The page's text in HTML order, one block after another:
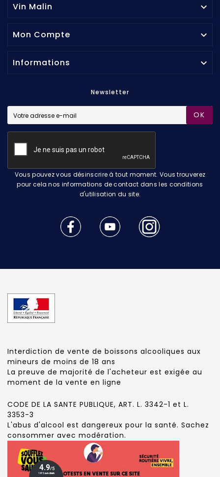
Vin Malin 
Mon Compte 
Informations 
Newsletter
OK
Vous pouvez vous désinscrire à tout moment. Vous trouverez
pour cela nos informations de contact dans les conditions
d'utilisation du site.
Interdiction de vente de boissons alcooliques aux
mineurs de moins de 18 ans
La preuve de majorité de l'acheteur est exigée au
moment de la vente en ligne
CODE DE LA SANTE PUBLIQUE, ART. L. 3342-1 et L.
3353-3
L'abus d'alcool est dangereux pour la santé. Sachez
consommer avec modération.